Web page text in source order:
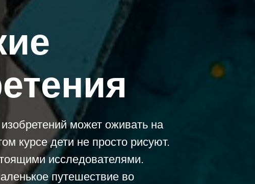
может оживать на
курсе дети не просто рисуют.
исследователями.
путешествие во